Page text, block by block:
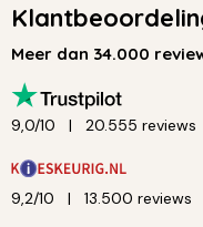
Meer dan 34.000
9,0/10 20.555 reviews
9,2/10 13.500 reviews